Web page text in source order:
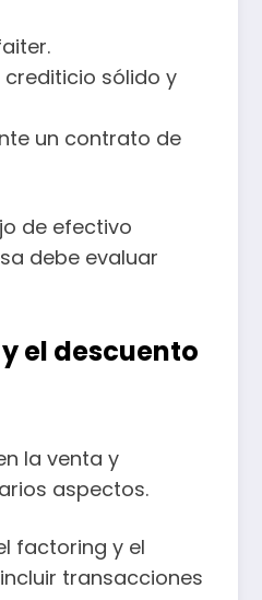
sólido y
un contrato de
de efectivo
debe evaluar
el descuento
la venta y
aspectos.
factoring y el
transacciones